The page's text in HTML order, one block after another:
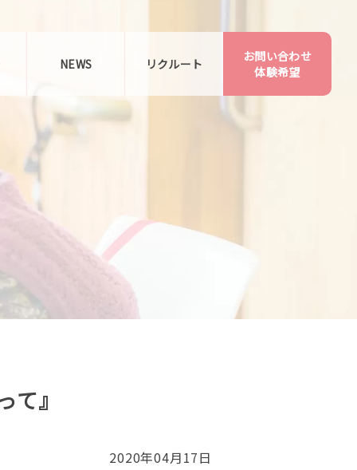
NEWS リクルート
お問い合わせ
体験希望
』
2020年04月17日